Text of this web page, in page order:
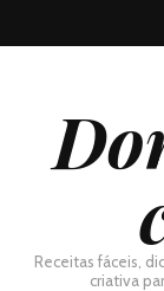
Receitas fáceis,
criativa